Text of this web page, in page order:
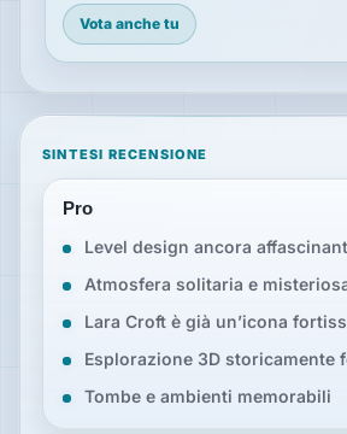
Vota anche tu
SINTESI RECENSIONE
Pro
Level design ancora
Atmosfera solitaria e
Lara Croft è già un’icona
Esplorazione 3D storicamente
Tombe e ambienti memorabili